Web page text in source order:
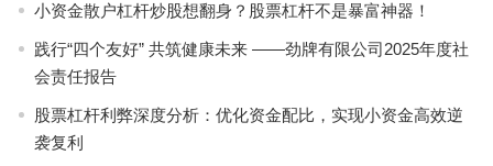
小资金散户杠杆炒股想翻身？股票杠杆不是暴富神器！
践行“四个友好” 共筑健康未来 ——劲牌有限公司2025年度社
会责任报告
股票杠杆利弊深度分析：优化资金配比，实现小资金高效逆
袭复利